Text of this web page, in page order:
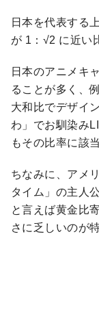
日本を代表する
が 1：√2 に近い
日本のアニメキ
ることが多く、
大和比でデザイ
わ」でお馴染み
もその比率に該
ちなみに、アメ
タイム」の主人
と言えば黄金比
さに乏しいのが